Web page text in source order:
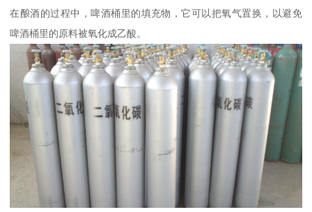
在酿酒的过程中，啤酒桶里的填充物，它可以把氧气置换，以避免
啤酒桶里的原料被氧化成乙酸。